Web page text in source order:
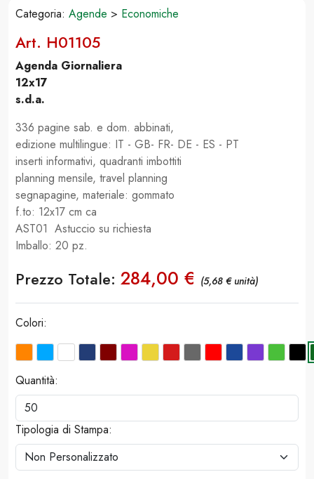
Categoria: Agende > Economiche
Art. H01105
Agenda Giornaliera
12x17
s.d.a.
336 pagine sab. e dom. abbinati,
edizione multilingue: IT - GB- FR- DE - ES - PT
inserti informativi, quadranti imbottiti
planning mensile, travel planning
segnapagine, materiale: gommato
f.to: 12x17 cm ca
AST01 Astuccio su richiesta
Imballo: 20 pz.
Prezzo Totale: 284,00 € (5,68 € unità)
Colori:
Quantità:
Tipologia di Stampa: